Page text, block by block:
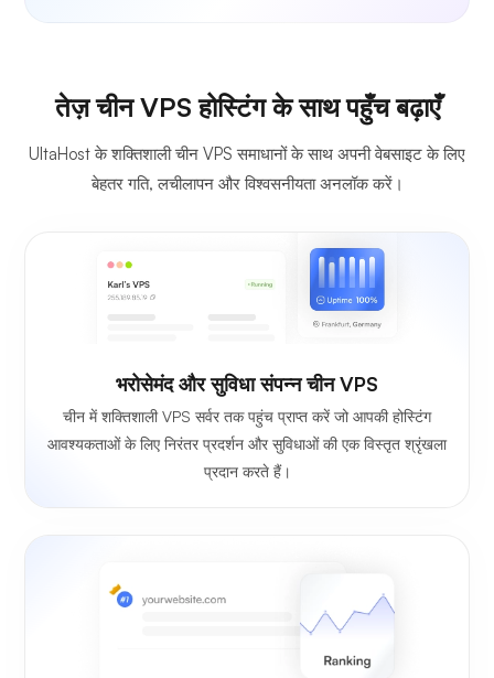
तेज़ चीन VPS होस्टिंग के साथ पहुँच बढ़ाएँ
UltaHost के शक्तिशाली चीन VPS समाधानों के साथ अपनी वेबसाइट के लिए
बेहतर गति, लचीलापन और विश्वसनीयता अनलॉक करें।
भरोसेमंद और सुविधा संपन्न चीन VPS
चीन में शक्तिशाली VPS सर्वर तक पहुंच प्राप्त करें जो आपकी होस्टिंग
आवश्यकताओं के लिए निरंतर प्रदर्शन और सुविधाओं की एक विस्तृत श्रृंखला
प्रदान करते हैं।